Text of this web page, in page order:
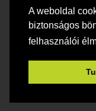
A weboldal
biztonságos
felhasználói
2020
feltételek-